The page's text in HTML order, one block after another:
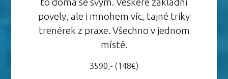
povely, ale i mnohem víc, tajné triky
trenérek z praxe. Všechno v jednom
místě.
3590,- (148€)